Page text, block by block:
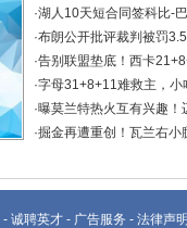
·湖人10天短合同签科比-
·布朗公开批评裁判被罚
·告别联盟垫底！西卡
·字母31+8+11难救主，
·曝莫兰特热火互有兴趣！
·掘金再遭重创！瓦兰右小
- 诚聘英才 - 广告服务 - 法律声